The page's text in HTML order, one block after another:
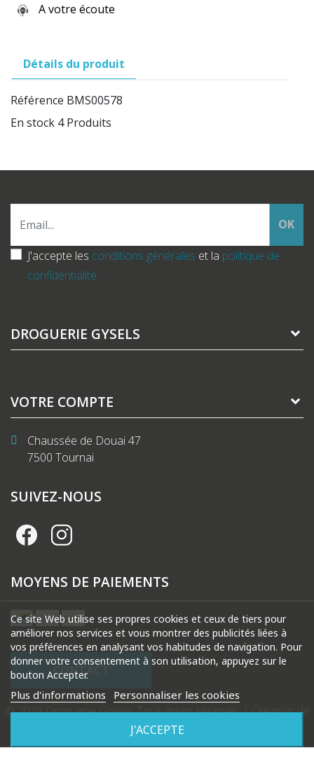
A votre écoute
Détails du produit
Référence BMS00578
En stock 4 Produits
OK
J'accepte les conditions générales et la politique de
confidentialité
DROGUERIE GYSELS
VOTRE COMPTE
Chaussée de Douai 47
7500 Tournai
Ce site Web utilise ses propres cookies et ceux de tiers pour
améliorer nos services et vous montrer des publicités liées à
vos préférences en analysant vos habitudes de navigation. Pour
donner votre consentement à son utilisation, appuyez sur le
bouton Accepter.
Plus d'informations Personnaliser les cookies
J'ACCEPTE
SUIVEZ-NOUS
MOYENS DE PAIEMENTS
CONTACT
© 2026 Droguerie Gysels. Tous droits réservés |Création de
site internet Produweb™